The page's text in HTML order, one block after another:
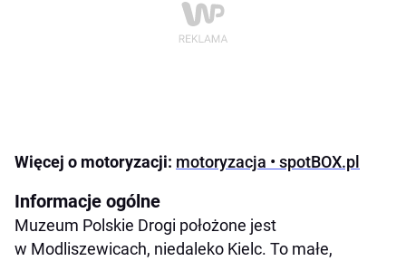
Więcej o motoryzacji: motoryzacja • spotBOX.pl
Informacje ogólne
Muzeum Polskie Drogi położone jest
w Modliszewicach, niedaleko Kielc. To małe,